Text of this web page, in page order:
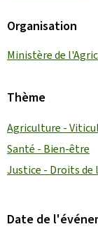
Organisation
Ministère de
Thème
Agriculture -
Santé - Bien-être
Justice - Droits de
Date de